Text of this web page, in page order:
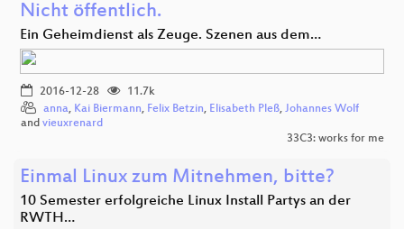
Nicht öffentlich.
Ein Geheimdienst als Zeuge. Szenen aus dem…
2016-12-28
11.7k
anna, Kai Biermann, Felix Betzin, Elisabeth Pleß, Johannes Wolf
and vieuxrenard
33C3: works for me
Einmal Linux zum Mitnehmen, bitte?
10 Semester erfolgreiche Linux Install Partys an der
RWTH…